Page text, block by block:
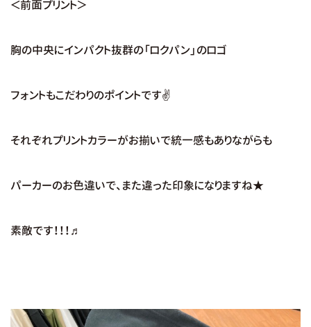
＜前面プリント＞
胸の中央にインパクト抜群の「ロクパン」のロゴ
フォントもこだわりのポイントです✌
それぞれプリントカラーがお揃いで統一感もありながらも
パーカーのお色違いで、また違った印象になりますね★
素敵です！！！♬